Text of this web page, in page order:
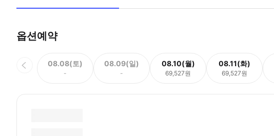
옵션예약
08.08(토)
-
08.09(일)
-
08.10(월)
69,527원
08.11(화)
69,527원